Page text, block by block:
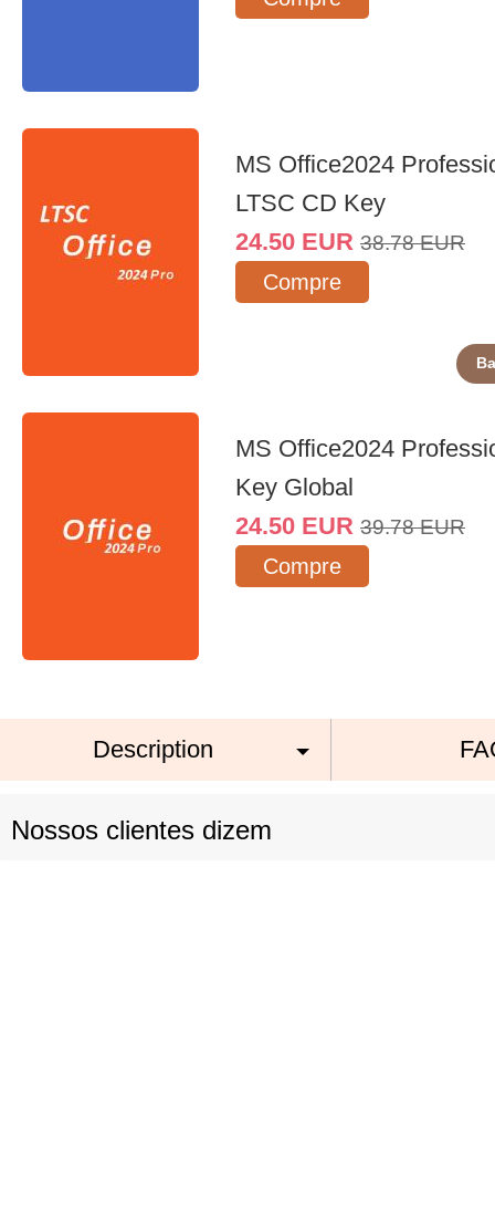
MS Office2024
LTSC CD Key
24.50 EUR 38.78 EUR
Compre
MS Office2024
Key Global
24.50 EUR 39.78 EUR
Compre
Description
Nossos clientes dizem